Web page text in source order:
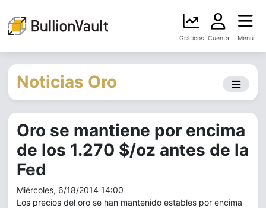
Gráficos Cuenta Menú
Noticias Oro
Oro se mantiene por encima
de los 1.270 $/oz antes de la
Fed
Miércoles, 6/18/2014 14:00
Los precios del oro se han mantenido estables por encima